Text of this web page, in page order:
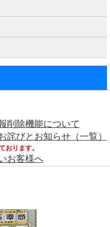
削除機能について
びとお知らせ（一覧）
おります。
お客様へ